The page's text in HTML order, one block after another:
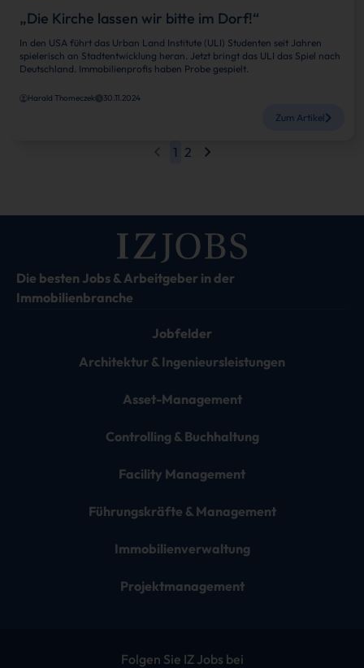
„Die Kirche lassen wir bitte im Dorf!“
In den USA führt das Urban Land Institute (ULI) Studenten seit Jahren
spielerisch an Stadtentwicklung heran. Jetzt bringt das ULI das Spiel nach
Deutschland. Immobilienprofis haben Probe gespielt.
Harald Thomeczek 30.11.2024
Zum Artikel
1 2
Die besten Jobs & Arbeitgeber in der
Immobilienbranche
Jobfelder
Architektur & Ingenieursleistungen
Asset-Management
Controlling & Buchhaltung
Facility Management
Führungskräfte & Management
Immobilienverwaltung
Projektmanagement
Folgen Sie IZ Jobs bei